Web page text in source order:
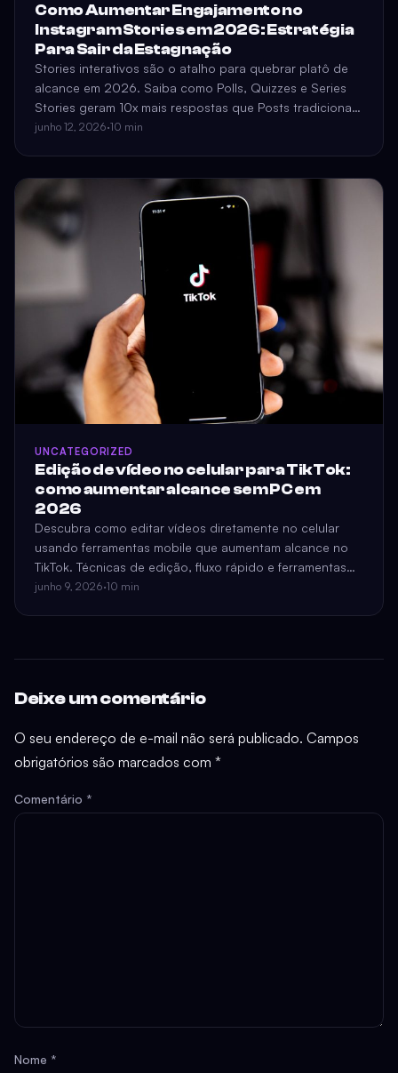
Como Aumentar Engajamento no
Instagram Stories em 2026: Estratégia
Para Sair da Estagnação
Stories interativos são o atalho para quebrar platô de
alcance em 2026. Saiba como Polls, Quizzes e Series
Stories geram 10x mais respostas que Posts tradicionais
e alimentam o algoritmo do Instagram.
junho 12, 2026·10 min
UNCATEGORIZED
Edição de vídeo no celular para TikTok:
como aumentar alcance sem PC em
2026
Descubra como editar vídeos diretamente no celular
usando ferramentas mobile que aumentam alcance no
TikTok. Técnicas de edição, fluxo rápido e ferramentas
essenciais para 2026.
junho 9, 2026·10 min
Deixe um comentário
O seu endereço de e-mail não será publicado. Campos
obrigatórios são marcados com *
Comentário *
Nome *